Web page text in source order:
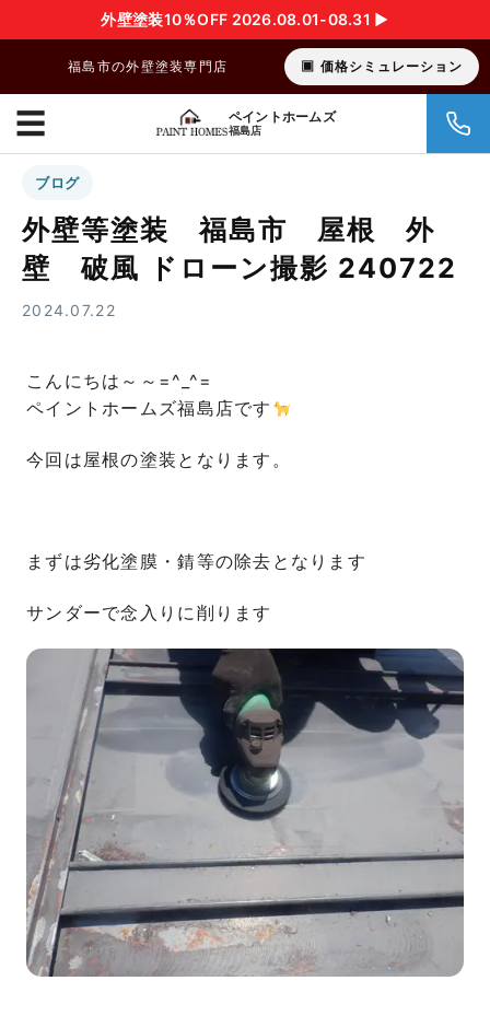
外壁塗装10％OFF 2026.08.01-08.31 ▶︎
福島市の外壁塗装専門店 価格シミュレーション
ペイントホームズ
福島店
☰
ブログ
外壁等塗装 福島市 屋根 外
壁 破風 ドローン撮影 240722
2024.07.22
こんにちは～～=^_^=
ペイントホームズ福島店です
今回は屋根の塗装となります。
まずは劣化塗膜・錆等の除去となります
サンダーで念入りに削ります